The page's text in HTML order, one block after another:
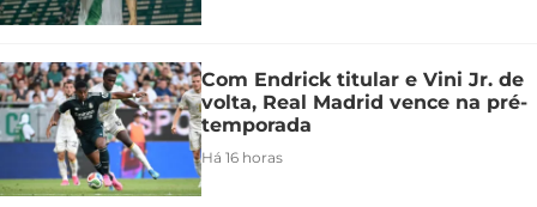
Com Endrick titular e Vini Jr. de
volta, Real Madrid vence na pré-
temporada
Há 16 horas